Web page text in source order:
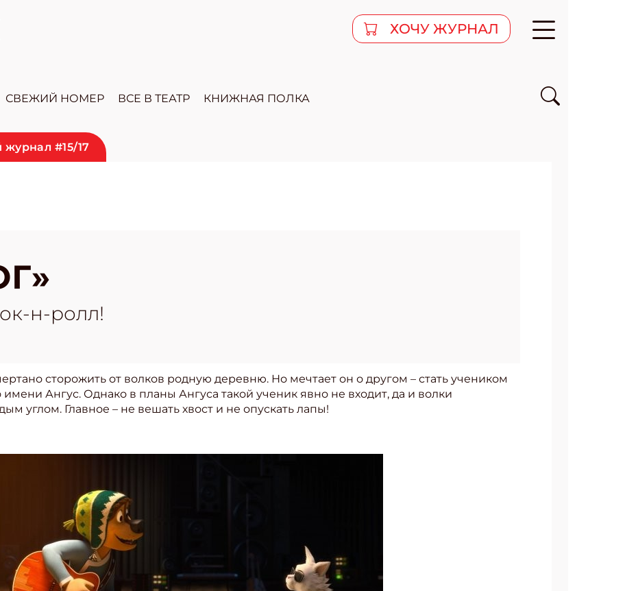
ХОЧУ ЖУРНАЛ
СВЕЖИЙ НОМЕР ВСЕ В ТЕАТР КНИЖНАЯ ПОЛКА
#15/17
н-ролл!
сторожить от волков родную деревню. Но мечтает он о другом – стать учеником
Ангус. Однако в планы Ангуса такой ученик явно не входит, да и волки
углом. Главное – не вешать хвост и не опускать лапы!